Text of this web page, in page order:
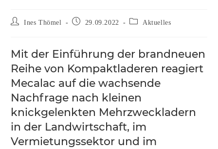
Ines Thömel 29.09.2022 Aktuelles
Mit der Einführung der brandneuen
Reihe von Kompaktladeren reagiert
Mecalac auf die wachsende
Nachfrage nach kleinen
knickgelenkten Mehrzweckladern
in der Landwirtschaft, im
Vermietungssektor und im